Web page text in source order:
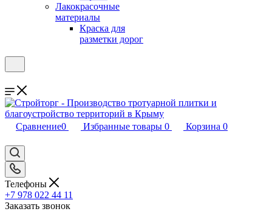
Лакокрасочные
материалы
Краска для
разметки дорог
Сравнение0 Избранные товары 0 Корзина 0
Телефоны
+7 978 022 44 11
Заказать звонок